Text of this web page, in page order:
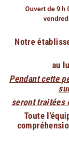
Ouvert de 9 h
Notre
au
Pendant cette
seront traitées
Toute